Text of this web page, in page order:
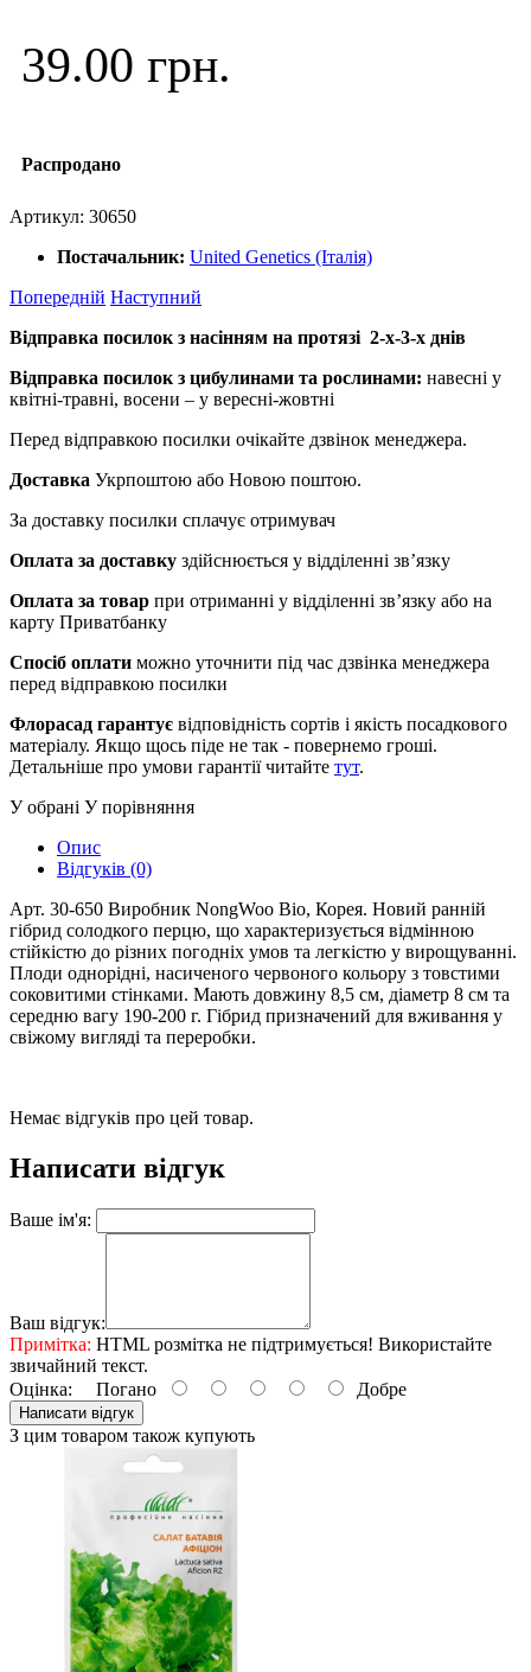
39.00 грн.
Распродано
Артикул: 30650
Постачальник: United Genetics (Італія)
Попередній Наступний
Відправка посилок з насінням на протязі 2-х-3-х днів
Відправка посилок з цибулинами та рослинами: навесні у
квітні-травні, восени – у вересні-жовтні
Перед відправкою посилки очікайте дзвінок менеджера.
Доставка Укрпоштою або Новою поштою.
За доставку посилки сплачує отримувач
Оплата за доставку здійснюється у відділенні зв’язку
Оплата за товар при отриманні у відділенні зв’язку або на
карту Приватбанку
Спосіб оплати можно уточнити під час дзвінка менеджера
перед відправкою посилки
Флорасад гарантує відповідність сортів і якість посадкового
матеріалу. Якщо щось піде не так - повернемо гроші.
Детальніше про умови гарантії читайте тут.
У обрані У порівняння
Опис
Відгуків (0)
Арт. 30-650 Виробник NongWoo Bio, Корея. Новий ранній
гібрид солодкого перцю, що характеризується відмінною
стійкістю до різних погодніх умов та легкістю у вирощуванні.
Плоди однорідні, насиченого червоного кольору з товстими
соковитими стінками. Мають довжину 8,5 см, діаметр 8 см та
середню вагу 190-200 г. Гібрид призначений для вживання у
свіжому вигляді та переробки.
Немає відгуків про цей товар.
Написати відгук
Ваше ім'я:
Ваш відгук:
Примітка: HTML розмітка не підтримується! Використайте
звичайний текст.
Оцінка: Погано Добре
Написати відгук
З цим товаром також купують